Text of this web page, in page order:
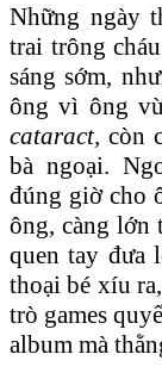
Những ngày
trai trông
sáng sớm,
ông vì ông
cataract, còn
bà ngoại.
đúng giờ cho
ông, càng lớn
quen tay đưa
thoại bé xíu
trò games
album mà